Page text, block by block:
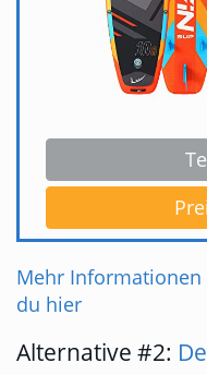
Mehr
du hier
Alternative #2: